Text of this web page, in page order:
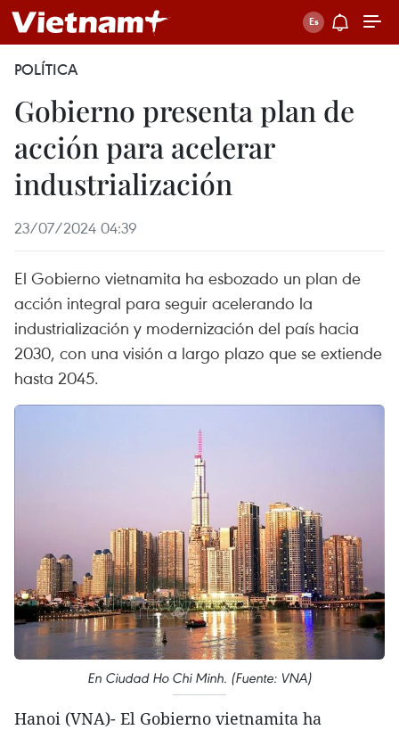
POLÍTICA
Gobierno presenta plan de
acción para acelerar
industrialización
23/07/2024 04:39
El Gobierno vietnamita ha esbozado un plan de
acción integral para seguir acelerando la
industrialización y modernización del país hacia
2030, con una visión a largo plazo que se extiende
hasta 2045.
En Ciudad Ho Chi Minh. (Fuente: VNA)
Hanoi (VNA)- El Gobierno vietnamita ha